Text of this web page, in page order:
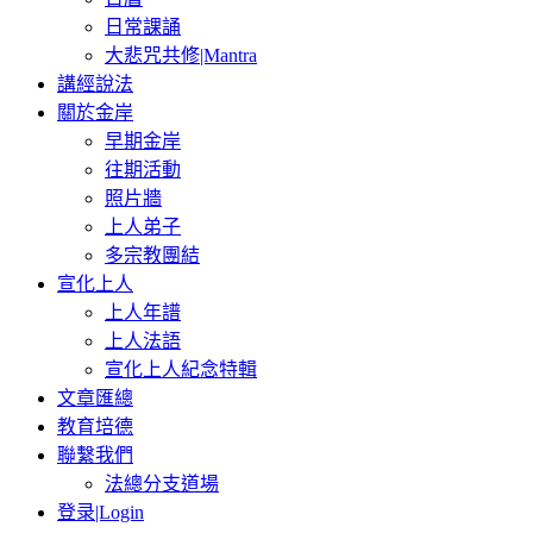
日常課誦
大悲咒共修|Mantra
講經說法
關於金岸
早期金岸
往期活動
照片牆
上人弟子
多宗教團結
宣化上人
上人年譜
上人法語
宣化上人紀念特輯
文章匯總
教育培德
聯繫我們
法總分支道場
登录|Login